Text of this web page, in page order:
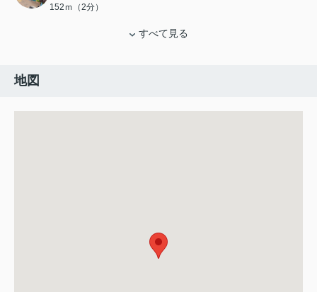
152ｍ（2分）
すべて見る
地図